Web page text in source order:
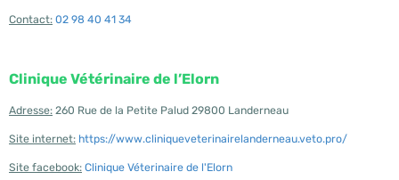
Contact: 02 98 40 41 34
Clinique Vétérinaire de l’Elorn
Adresse: 260 Rue de la Petite Palud 29800 Landerneau
Site internet: https://www.cliniqueveterinairelanderneau.veto.pro/
Site facebook: Clinique Véterinaire de l'Elorn